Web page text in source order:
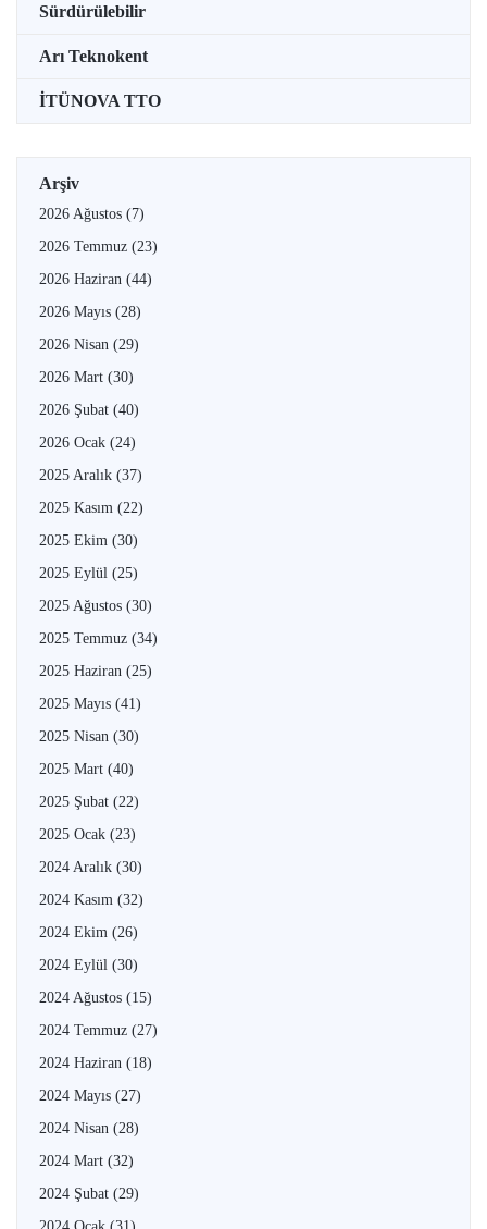
Sürdürülebilir
Arı Teknokent
İTÜNOVA TTO
Arşiv
2026 Ağustos (7)
2026 Temmuz (23)
2026 Haziran (44)
2026 Mayıs (28)
2026 Nisan (29)
2026 Mart (30)
2026 Şubat (40)
2026 Ocak (24)
2025 Aralık (37)
2025 Kasım (22)
2025 Ekim (30)
2025 Eylül (25)
2025 Ağustos (30)
2025 Temmuz (34)
2025 Haziran (25)
2025 Mayıs (41)
2025 Nisan (30)
2025 Mart (40)
2025 Şubat (22)
2025 Ocak (23)
2024 Aralık (30)
2024 Kasım (32)
2024 Ekim (26)
2024 Eylül (30)
2024 Ağustos (15)
2024 Temmuz (27)
2024 Haziran (18)
2024 Mayıs (27)
2024 Nisan (28)
2024 Mart (32)
2024 Şubat (29)